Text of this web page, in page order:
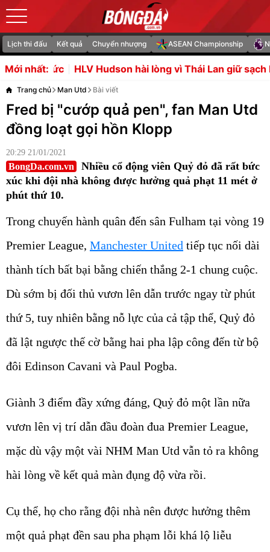
Lịch thi đấu Kết quả Chuyển nhượng ASEAN Championship
Mới nhất:
HLV Hudson hài lòng vì Thái Lan giữ sạch lưới nhưng lo
Trang chủ Man Utd Bài viết
Fred bị "cướp quả pen", fan Man Utd
đồng loạt gọi hồn Klopp
20:29 21/01/2021
BongDa.com.vn
Nhiều cổ động viên Quỷ đỏ đã rất bức
xúc khi đội nhà không được hưởng quả phạt 11 mét ở
phút thứ 10.
Trong chuyến hành quân đến sân Fulham tại vòng 19
Premier League, Manchester United tiếp tục nối dài
thành tích bất bại bằng chiến thắng 2-1 chung cuộc.
Dù sớm bị đối thủ vươn lên dẫn trước ngay từ phút
thứ 5, tuy nhiên bằng nỗ lực của cả tập thể, Quỷ đỏ
đã lật ngược thế cờ bằng hai pha lập công đến từ bộ
đôi Edinson Cavani và Paul Pogba.
Giành 3 điểm đầy xứng đáng, Quỷ đỏ một lần nữa
vươn lên vị trí dẫn đầu đoàn đua Premier League,
mặc dù vậy một vài NHM Man Utd vẫn tỏ ra không
hài lòng về kết quả màn đụng độ vừa rồi.
Cụ thể, họ cho rằng đội nhà nên được hưởng thêm
một quả phạt đền sau pha phạm lỗi khá lộ liễu